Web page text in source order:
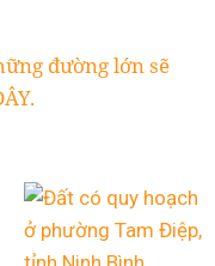
đường lớn sẽ